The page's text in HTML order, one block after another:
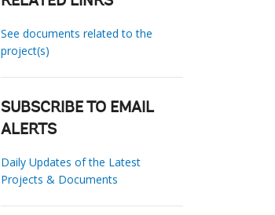
See documents related to the
project(s)
SUBSCRIBE TO EMAIL
ALERTS
Daily Updates of the Latest
Projects & Documents